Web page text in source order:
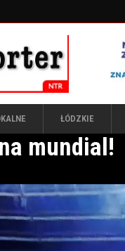
ŁÓDZKIE
mundial!